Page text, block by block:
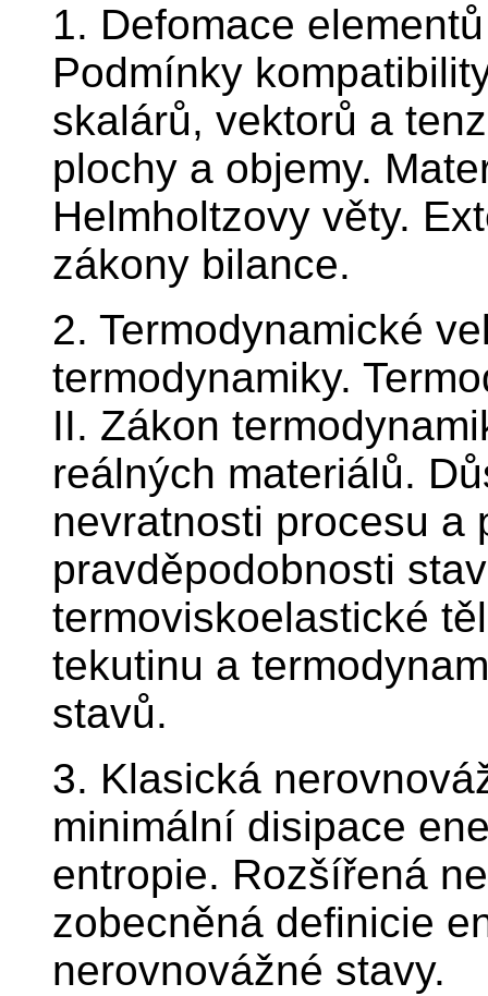
1. Defomace
Podmínky
skalárů, vektorů a
plochy a objemy.
Helmholtzovy věty.
zákony bilance.
2. Termodynamické
termodynamiky.
II. Zákon
reálných materiálů.
nevratnosti procesu a
pravděpodobnosti
termoviskoelastické
tekutinu a
stavů.
3. Klasická
minimální disipace
entropie. Rozšířená
zobecněná definicie
nerovnovážné stavy.